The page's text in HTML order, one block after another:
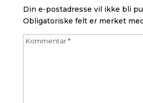
Din e-postadresse vil ikke bli
Obligatoriske felt er merket